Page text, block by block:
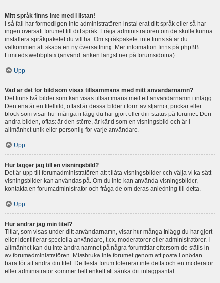
Mitt språk finns inte med i listan!
I så fall har förmodligen inte administratören installerat ditt språk eller så har
ingen översatt forumet till ditt språk. Fråga administratören om de skulle kunna
installera språkpaketet du vill ha. Om språkpaketet inte finns så är du
välkommen att skapa en ny översättning. Mer information finns på phpBB
Limiteds webbplats (använd länken längst ner på forumsidorna).
Upp
Vad är det för bild som visas tillsammans med mitt användarnamn?
Det finns två bilder som kan visas tillsammans med ett användarnamn i inlägg.
Den ena är en titelbild, oftast är dessa bilder i form av stjärnor, prickar eller
block som visar hur många inlägg du har gjort eller din status på forumet. Den
andra bilden, oftast är den större, är känd som en visningsbild och är i
allmänhet unik eller personlig för varje användare.
Upp
Hur lägger jag till en visningsbild?
Det är upp till forumadministratören att tillåta visningsbilder och välja vilka sätt
visningsbilder kan användas på. Om du inte kan använda visningsbilder,
kontakta en forumadministratör och fråga de om deras anledning till detta.
Upp
Hur ändrar jag min titel?
Titlar, som visas under ditt användarnamn, visar hur många inlägg du har gjort
eller identifierar speciella användare, t.ex. moderatorer eller administratörer. I
allmänhet kan du inte ändra namnet på några forumtitlar eftersom de ställs in
av forumadministratören. Missbruka inte forumet genom att posta i onödan
bara för att ändra din titel. De flesta forum tolererar inte detta och en moderator
eller administratör kommer helt enkelt att sänka ditt inläggsantal.